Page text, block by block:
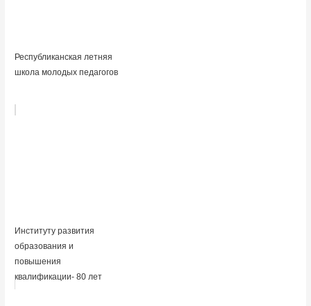
Республиканская летняя
школа молодых педагогов
Институту развития
образования и
повышения
квалификации- 80 лет